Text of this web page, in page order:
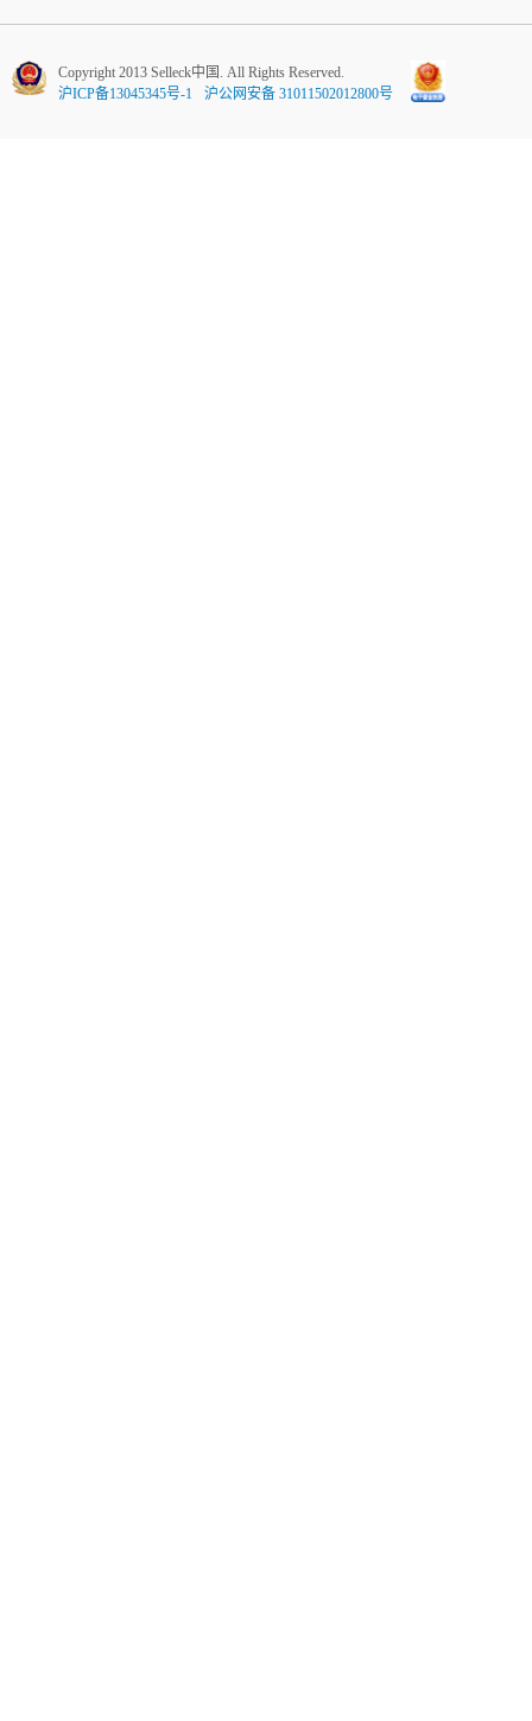
Copyright 2013 Selleck中国. All Rights Reserved.
沪ICP备13045345号-1
沪公网安备 31011502012800号